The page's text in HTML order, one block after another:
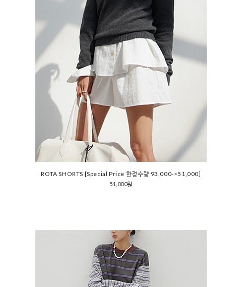
ROTA SHORTS [Special Price 한정수량 93,000->51,000]
51,000원